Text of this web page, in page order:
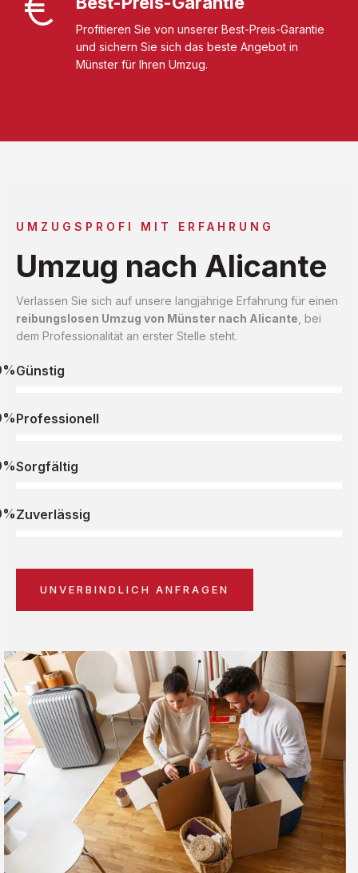
Profitieren Sie von unserer Best-Preis-Garantie
und sichern Sie sich das beste Angebot in
Münster für Ihren Umzug.
UMZUGSPROFI MIT ERFAHRUNG
Umzug nach Alicante
Verlassen Sie sich auf unsere langjährige Erfahrung für einen
reibungslosen Umzug von Münster nach Alicante , bei
dem Professionalität an erster Stelle steht.
Günstig
Professionell
Sorgfältig
Zuverlässig
UNVERBINDLICH ANFRAGEN